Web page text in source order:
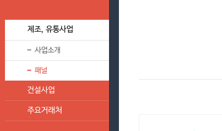
제조, 유통사업
사업소개
패널
건설사업
주요거래처